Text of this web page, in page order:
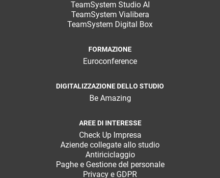
TeamSystem Studio AI
TeamSystem Vialibera
TeamSystem Digital Box
FORMAZIONE
Euroconference
DIGITALIZZAZIONE DELLO STUDIO
Be Amazing
AREE DI INTERESSE
Check Up Impresa
Aziende collegate allo studio
Antiriciclaggio
Paghe e Gestione del personale
Privacy e GDPR